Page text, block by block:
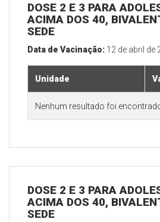
DOSE 2 E 3 PARA
ACIMA DOS 40,
SEDE
Data de Vacinação: 12 de abril de
Unidade
Nenhum resultado foi
DOSE 2 E 3 PARA
ACIMA DOS 40,
SEDE